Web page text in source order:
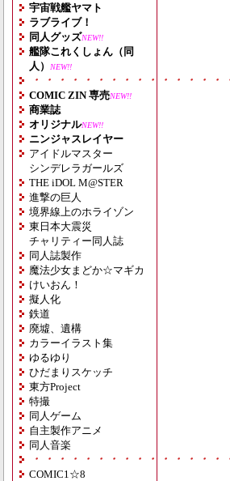
宇宙戦艦ヤマト
ラブライブ！
同人グッズNEW!!
艦隊これくしょん（同
人）
NEW!!
・・・・・・・・・・・・・・・
COMIC ZIN 専売NEW!!
商業誌
オリジナルNEW!!
ニンジャスレイヤー
アイドルマスター
シンデレラガールズ
THE iDOL M@STER
進撃の巨人
境界線上のホライゾン
東日本大震災
チャリティー同人誌
同人誌製作
魔法少女まどか☆マギカ
けいおん！
擬人化
鉄道
廃墟、遺構
カラーイラスト集
ゆるゆり
ひだまりスケッチ
東方Project
特撮
同人ゲーム
自主製作アニメ
同人音楽
・・・・・・・・・・・・・・・
COMIC1☆8